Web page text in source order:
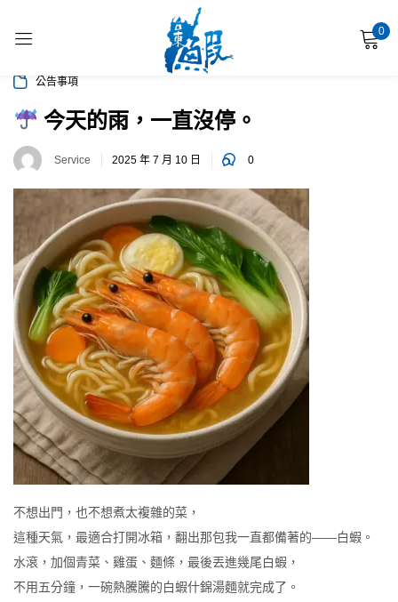
0
公告事項
今天的雨，一直沒停。
Service 2025 年 7 月 10 日 0
不想出門，也不想煮太複雜的菜，
這種天氣，最適合打開冰箱，翻出那包我一直都備著的——白蝦。
水滾，加個青菜、雞蛋、麵條，最後丟進幾尾白蝦，
不用五分鐘，一碗熱騰騰的白蝦什錦湯麵就完成了。
登入
使用您的社交帳號登錄
記住帳號 忘記密碼?
登入
建立帳號